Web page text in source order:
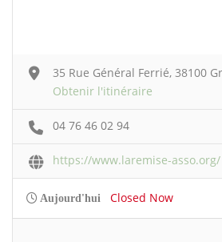
35 Rue Général Ferrié, 38100
Obtenir l'itinéraire
04 76 46 02 94
https://www.laremise-asso.org/
Aujourd'hui Closed Now